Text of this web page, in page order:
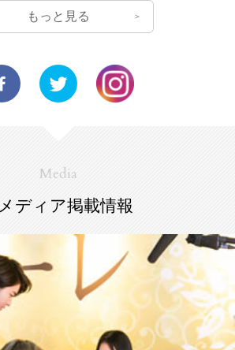
もっと見る
Media
メディア掲載情報